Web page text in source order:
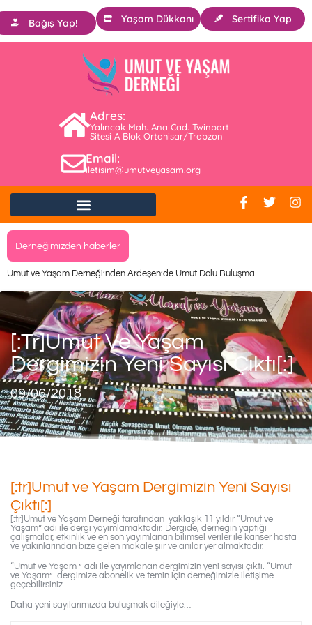
Sertifika Yap
Yaşam Dükkanı
Bağış Yap!
Adres:
Yalıncak Mah. Ana Cad. Twinpart
Sitesi A Blok Ortahisar/Trabzon
Email:
iletisim@umutveyasam.org
Derneğimizden haberler
Umut ve Yaşam Derneği’nden Ardeşen’de Umut Dolu Buluşma
[:tr]Umut Ve Yaşam
Dergimizin Yeni Sayısı Çıktı[:]
09/06/2018
[:tr]Umut ve Yaşam Dergimizin Yeni Sayısı
Çıktı[:]
[:tr]Umut ve Yaşam Derneği tarafından yaklaşık 11 yıldır “Umut ve
Yaşam” adı ile dergi yayımlamaktadır. Dergide, derneğin yaptığı
çalışmalar, etkinlik ve en son yayımlanan bilimsel veriler ile kanser hasta
ve yakınlarından bize gelen makale şiir ve anılar yer almaktadır.
“Umut ve Yaşam ” adı ile yayımlanan dergimizin yeni sayısı çıktı. “Umut
ve Yaşam” dergimize abonelik ve temin için derneğimizle iletişime
geçebilirsiniz.
Daha yeni sayılarımızda buluşmak dileğiyle…